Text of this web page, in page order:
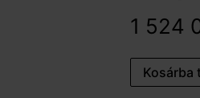
1 524
Kosárba